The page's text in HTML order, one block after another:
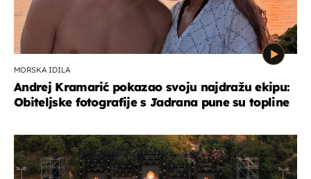
MORSKA IDILA
Andrej Kramarić pokazao svoju najdražu ekipu:
Obiteljske fotografije s Jadrana pune su topline